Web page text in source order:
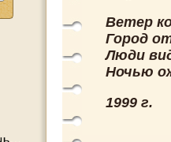
Ветер
Город
Люди
Ночью
1999 г.